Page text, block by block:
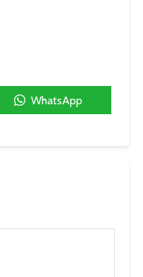
WhatsApp